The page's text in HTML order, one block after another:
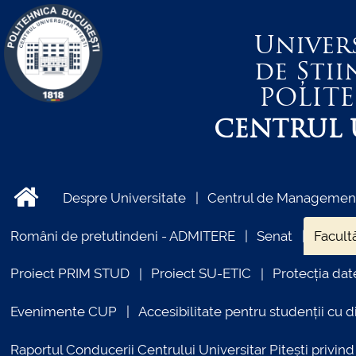
de
CENTRUL
Despre Universitate Centrul de
Români de pretutindeni - ADMITERE Senat
Proiect PRIM STUD Proiect SU-ETIC Protecția
Evenimente CUP Accesibilitate pentru studenții cu
Raportul Conducerii Centrului Universitar Pitești